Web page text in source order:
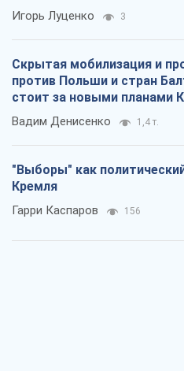
Игорь Луценко 3
Скрытая мобилизация и
против Польши и стран
стоит за новыми планами
Вадим Денисенко 1,4 т.
"Выборы" как
Кремля
Гарри Каспаров 156